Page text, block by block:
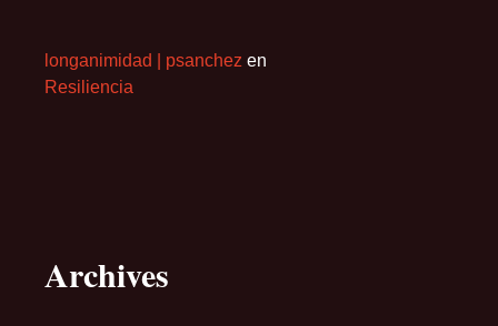
longanimidad | psanchez en
Resiliencia
Archives